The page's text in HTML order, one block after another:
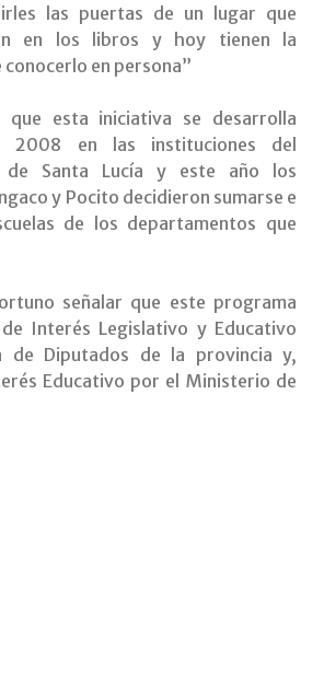
las puertas de un lugar que
en los libros y hoy tienen la
en persona”
que esta iniciativa se desarrolla
2008 en las instituciones del
de Santa Lucía y este año los
y Pocito decidieron sumarse e
de los departamentos que
señalar que este programa
Interés Legislativo y Educativo
de Diputados de la provincia y,
Educativo por el Ministerio de